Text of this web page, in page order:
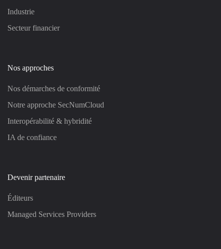
Industrie
Secteur financier
Nos approches
Nos démarches de conformité
Notre approche SecNumCloud
Interopérabilité & hybridité
IA de confiance
Devenir partenaire
Éditeurs
Managed Services Providers